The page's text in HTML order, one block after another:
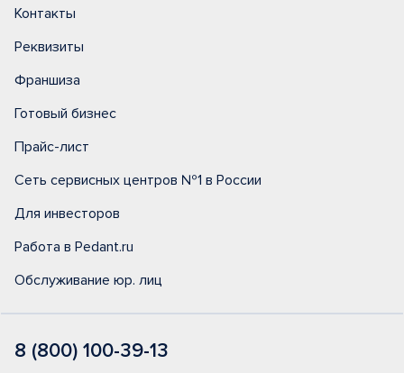
Контакты
Реквизиты
Франшиза
Готовый бизнес
Прайс-лист
Сеть сервисных центров №1 в России
Для инвесторов
Работа в Pedant.ru
Обслуживание юр. лиц
8 (800) 100-39-13